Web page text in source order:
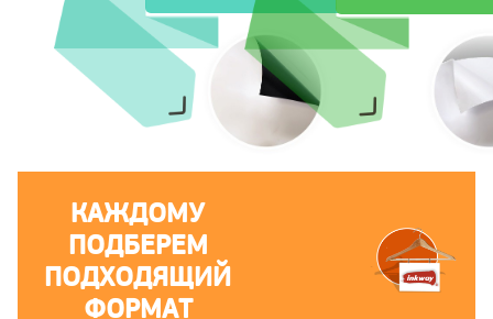
КАЖДОМУ
ПОДБЕРЕМ
ПОДХОДЯЩИЙ
ФОРМАТ